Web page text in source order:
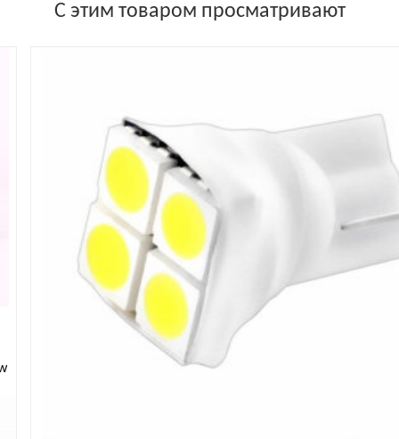
С этим товаром просматривают